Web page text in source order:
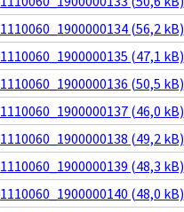
1110060_1900000134 (56,2 kB)
1110060_1900000135 (47,1 kB)
1110060_1900000136 (50,5 kB)
1110060_1900000137 (46,0 kB)
1110060_1900000138 (49,2 kB)
1110060_1900000139 (48,3 kB)
1110060_1900000140 (48,0 kB)